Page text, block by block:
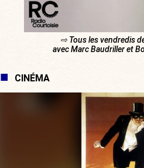
⇨ Tous les vendredis
avec Marc Baudriller et
CINÉMA